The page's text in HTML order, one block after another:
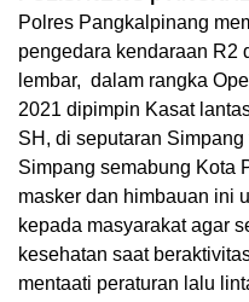
Polres Pangkalpinang
pengedara kendaraan R2
lembar, dalam rangka
2021 dipimpin Kasat
SH, di seputaran
Simpang semabung Kota
masker dan himbauan ini
kepada masyarakat agar
kesehatan saat
mentaati peraturan lalu